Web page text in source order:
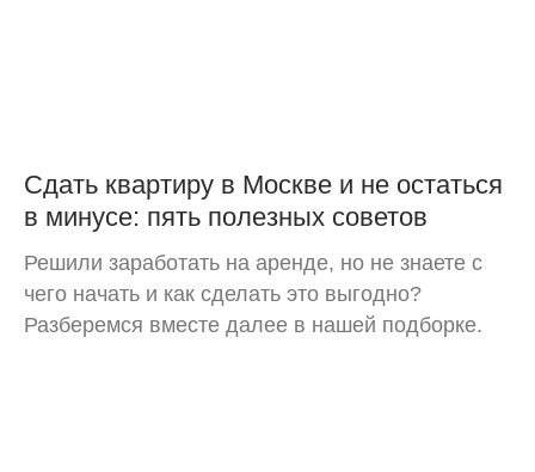
Сдать квартиру в Москве и не остаться
в минусе: пять полезных советов
Решили заработать на аренде, но не знаете с
чего начать и как сделать это выгодно?
Разберемся вместе далее в нашей подборке.